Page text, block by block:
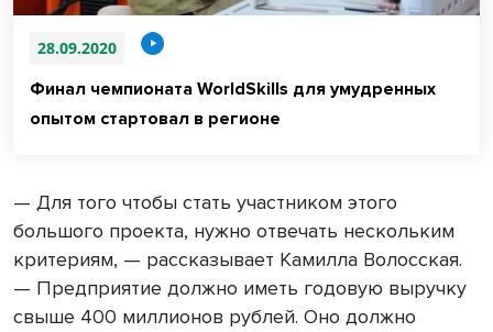
28.09.2020
Финал чемпионата WorldSkills для умудренных
опытом стартовал в регионе
— Для того чтобы стать участником этого
большого проекта, нужно отвечать нескольким
критериям, — рассказывает Камилла Волосская.
— Предприятие должно иметь годовую выручку
свыше 400 миллионов рублей. Оно должно